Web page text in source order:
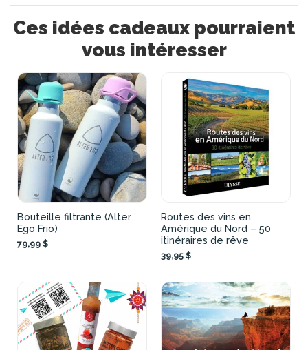
Ces idées cadeaux pourraient
vous intéresser
Bouteille filtrante (Alter
Ego Frio)
79,99 $
Routes des vins en
Amérique du Nord – 50
itinéraires de rêve
39,95 $